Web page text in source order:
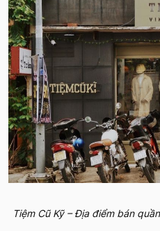
Tiệm Cũ Kỹ – Địa điểm bán